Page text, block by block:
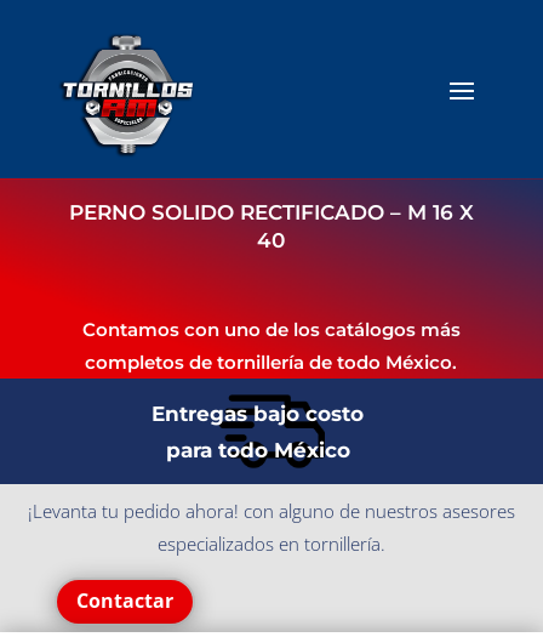
PERNO SOLIDO RECTIFICADO – M 16 X
40
Contamos con uno de los catálogos más
completos de tornillería de todo México.
Entregas bajo costo
para todo México
¡Levanta tu pedido ahora! con alguno de nuestros asesores
especializados en tornillería.
Contactar